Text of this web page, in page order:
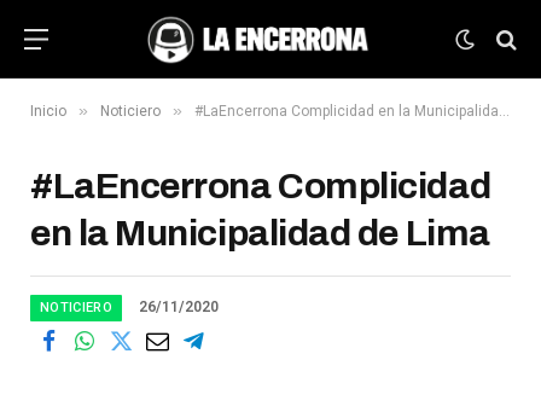
Inicio » Noticiero » #LaEncerrona Complicidad en la Municipalidad de Lima
#LaEncerrona Complicidad
en la Municipalidad de Lima
NOTICIERO 26/11/2020